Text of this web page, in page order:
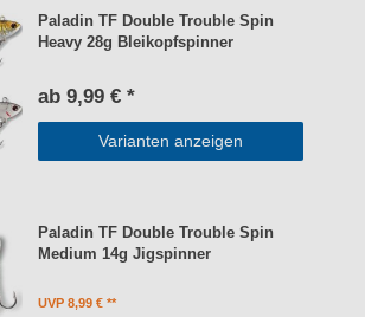
Paladin TF Double Trouble Spin
Heavy 28g Bleikopfspinner
ab 9,99 € *
Varianten anzeigen
Paladin TF Double Trouble Spin
Medium 14g Jigspinner
UVP 8,99 €